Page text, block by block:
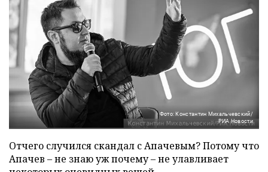
Фото: Константин Михальчевский/
РИА Новости
Отчего случился скандал с Апачевым? Потому что
Апачев – не знаю уж почему – не улавливает